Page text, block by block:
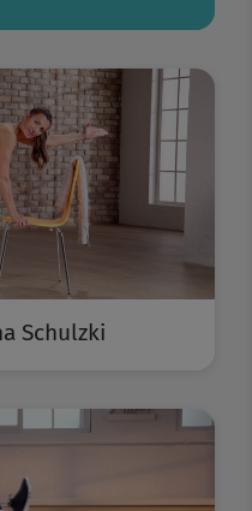
Schulzki